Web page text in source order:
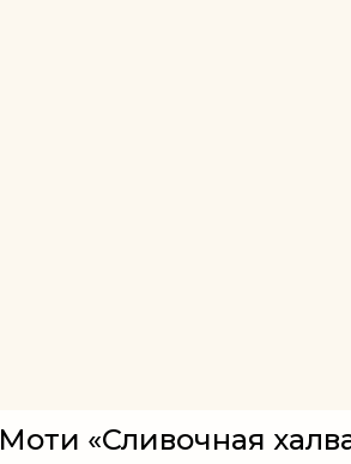
Моти «Сливочная